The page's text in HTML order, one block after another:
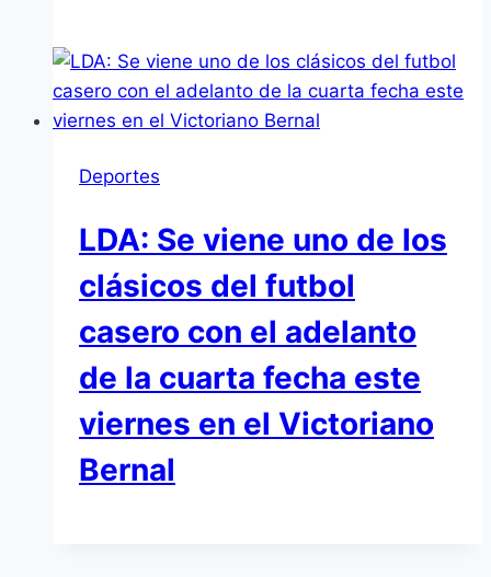
Deportes
LDA: Se viene uno de los
clásicos del futbol
casero con el adelanto
de la cuarta fecha este
viernes en el Victoriano
Bernal